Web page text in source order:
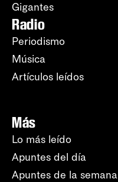
Gigantes
Radio
Periodismo
Música
Artículos leídos
Más
Lo más leído
Apuntes del día
Apuntes de la semana